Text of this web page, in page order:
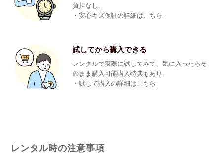
負担なし。
・安心キズ保証の詳細はこちら
試してから購入できる
レンタルで実際に試してみて、気に入ったらそ
のまま購入可能購入特典もあり。
・試して購入の詳細はこちら
レンタル時の注意事項